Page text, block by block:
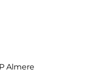
Almere